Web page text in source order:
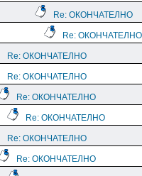
Re: ОКОНЧАТЕЛНО
Re: ОКОНЧАТЕЛНО
Re: ОКОНЧАТЕЛНО
Re: ОКОНЧАТЕЛНО
Re: ОКОНЧАТЕЛНО
Re: ОКОНЧАТЕЛНО
Re: ОКОНЧАТЕЛНО
Re: ОКОНЧАТЕЛНО